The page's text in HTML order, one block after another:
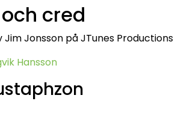
cred
Jim Jonsson på JTunes Productions
Hansson